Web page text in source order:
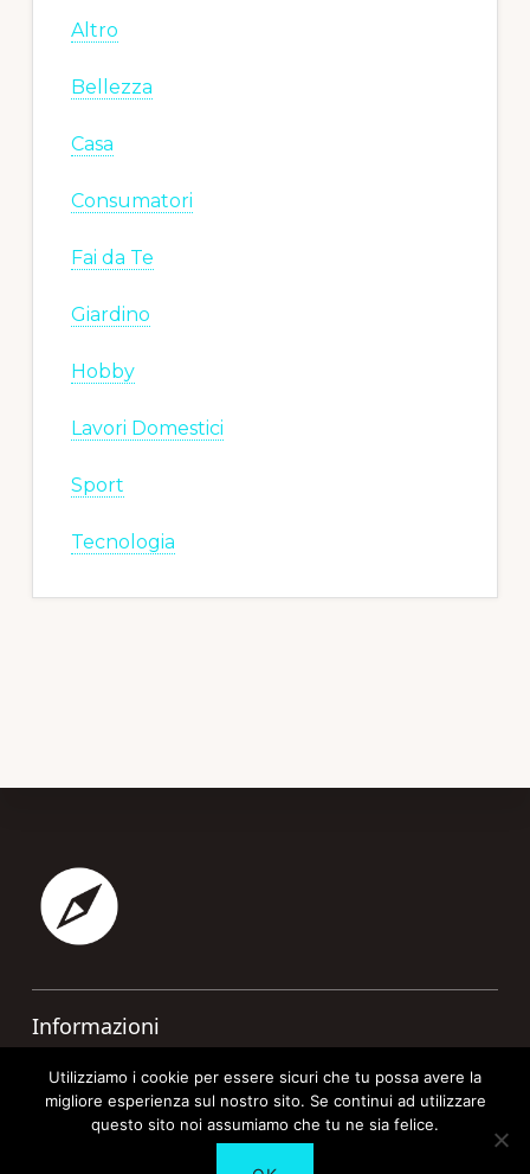
Altro
Bellezza
Casa
Consumatori
Fai da Te
Giardino
Hobby
Lavori Domestici
Sport
Tecnologia
Informazioni
Cookie Policy
Utilizziamo i cookie per essere sicuri che tu possa avere la
migliore esperienza sul nostro sito. Se continui ad utilizzare
questo sito noi assumiamo che tu ne sia felice.